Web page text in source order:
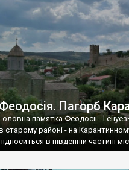
Пагорб
памятка Феодосії -
старому районі - на
в південній частині